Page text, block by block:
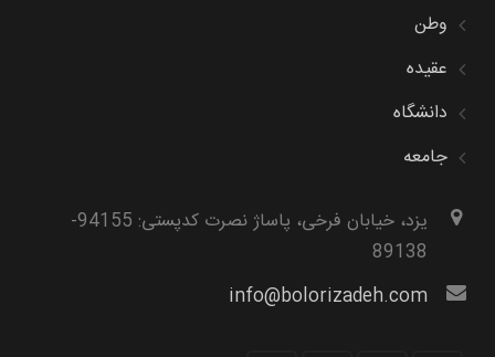
وطن
عقیده
دانشگاه
جامعه
یزد، خیابان فرخی، پاساژ نصرت کدپستی: 94155-
89138
info@bolorizadeh.com